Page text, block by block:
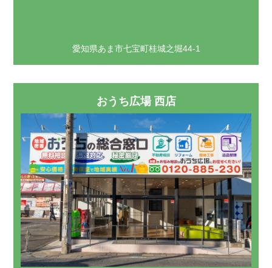
愛知県あま市七宝町桂城之堀44-1
おうち広場 西店